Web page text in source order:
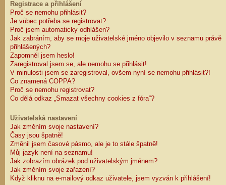
Registrace a přihlášení
Proč se nemohu přihlásit?
Je vůbec potřeba se registrovat?
Proč jsem automaticky odhlášen?
Jak zabráním, aby se moje uživatelské jméno objevilo v seznamu právě
přihlášených?
Zapomněl jsem heslo!
Zaregistroval jsem se, ale nemohu se přihlásit!
V minulosti jsem se zaregistroval, ovšem nyní se nemohu přihlásit?!
Co znamená COPPA?
Proč se nemohu registrovat?
Co dělá odkaz „Smazat všechny cookies z fóra“?
Uživatelská nastavení
Jak změním svoje nastavení?
Časy jsou špatně!
Změnil jsem časové pásmo, ale je to stále špatně!
Můj jazyk není na seznamu!
Jak zobrazím obrázek pod uživatelským jménem?
Jak změním svoje zařazení?
Když kliknu na e-mailový odkaz uživatele, jsem vyzván k přihlášení!